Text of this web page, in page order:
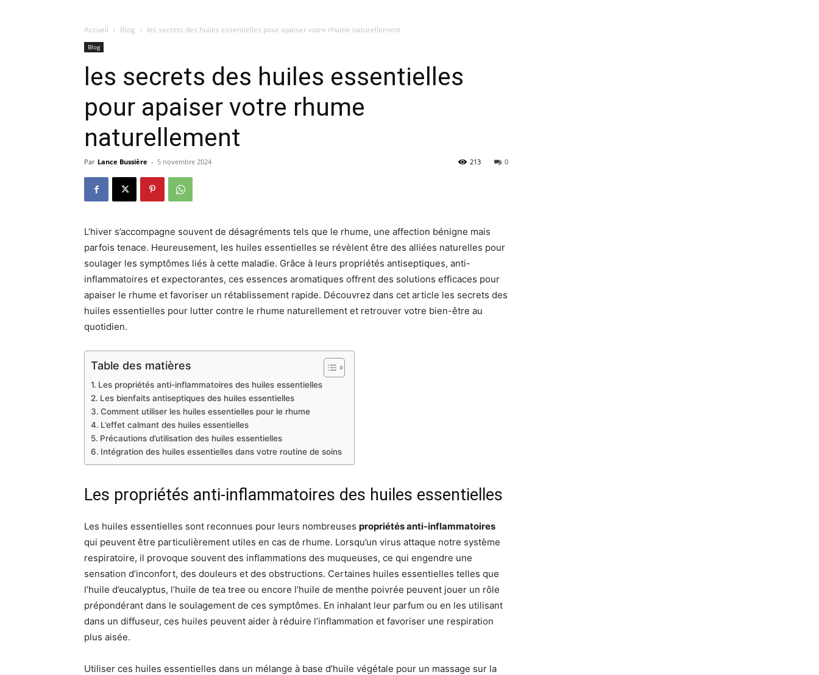
Accueil Blog les secrets des huiles essentielles pour apaiser votre rhume naturellement
Blog
les secrets des huiles essentielles
pour apaiser votre rhume
naturellement
Par Lance Bussière - 5 novembre 2024 0
213
L’hiver s’accompagne souvent de désagréments tels que le rhume, une affection bénigne mais
parfois tenace. Heureusement, les huiles essentielles se révèlent être des alliées naturelles pour
soulager les symptômes liés à cette maladie. Grâce à leurs propriétés antiseptiques, anti-
inflammatoires et expectorantes, ces essences aromatiques offrent des solutions efficaces pour
apaiser le rhume et favoriser un rétablissement rapide. Découvrez dans cet article les secrets des
huiles essentielles pour lutter contre le rhume naturellement et retrouver votre bien-être au
quotidien.
Table des matières
Les propriétés anti-inflammatoires des huiles essentielles
Les bienfaits antiseptiques des huiles essentielles
Comment utiliser les huiles essentielles pour le rhume
L’effet calmant des huiles essentielles
Précautions d’utilisation des huiles essentielles
Intégration des huiles essentielles dans votre routine de soins
Les propriétés anti-inflammatoires des huiles essentielles
Les huiles essentielles sont reconnues pour leurs nombreuses propriétés anti-inflammatoires
qui peuvent être particulièrement utiles en cas de rhume. Lorsqu’un virus attaque notre système
respiratoire, il provoque souvent des inflammations des muqueuses, ce qui engendre une
sensation d’inconfort, des douleurs et des obstructions. Certaines huiles essentielles telles que
l’huile d’eucalyptus, l’huile de tea tree ou encore l’huile de menthe poivrée peuvent jouer un rôle
prépondérant dans le soulagement de ces symptômes. En inhalant leur parfum ou en les utilisant
dans un diffuseur, ces huiles peuvent aider à réduire l’inflammation et favoriser une respiration
plus aisée.
Utiliser ces huiles essentielles dans un mélange à base d’huile végétale pour un massage sur la